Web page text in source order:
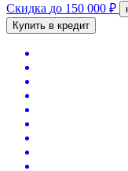
Скидка до 150 000 ₽
Купить в кредит